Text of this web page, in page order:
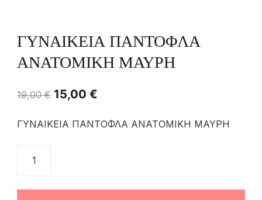
ΓΥΝΑΙΚΕΙΑ ΠΑΝΤΟΦΛΑ
ΑΝΑΤΟΜΙΚΗ ΜΑΥΡΗ
19,00€ 15,00 €
ΓΥΝΑΙΚΕΙΑ ΠΑΝΤΟΦΛΑ ΑΝΑΤΟΜΙΚΗ ΜΑΥΡΗ